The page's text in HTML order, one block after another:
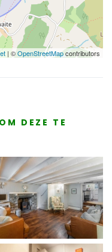
| ©OpenStreetMapcontributors
DEZE TE